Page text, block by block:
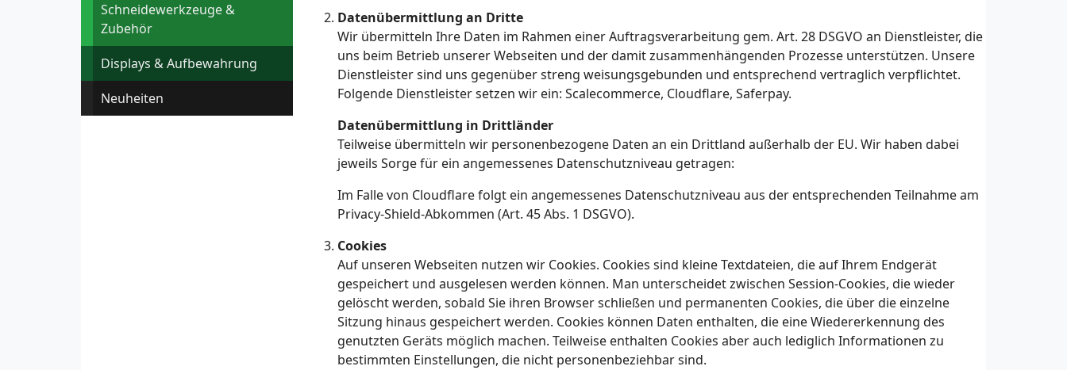
Schneidewerkzeuge &
Zubehör
Displays & Aufbewahrung
Neuheiten
Datenübermittlung an Dritte
Wir übermitteln Ihre Daten im Rahmen einer Auftragsverarbeitung gem. Art. 28 DSGVO an Dienstleister, die
uns beim Betrieb unserer Webseiten und der damit zusammenhängenden Prozesse unterstützen. Unsere
Dienstleister sind uns gegenüber streng weisungsgebunden und entsprechend vertraglich verpflichtet.
Folgende Dienstleister setzen wir ein: Scalecommerce, Cloudflare, Saferpay.
Datenübermittlung in Drittländer
Teilweise übermitteln wir personenbezogene Daten an ein Drittland außerhalb der EU. Wir haben dabei
jeweils Sorge für ein angemessenes Datenschutzniveau getragen:
Im Falle von Cloudflare folgt ein angemessenes Datenschutzniveau aus der entsprechenden Teilnahme am
Privacy-Shield-Abkommen (Art. 45 Abs. 1 DSGVO).
Cookies
Auf unseren Webseiten nutzen wir Cookies. Cookies sind kleine Textdateien, die auf Ihrem Endgerät
gespeichert und ausgelesen werden können. Man unterscheidet zwischen Session-Cookies, die wieder
gelöscht werden, sobald Sie ihren Browser schließen und permanenten Cookies, die über die einzelne
Sitzung hinaus gespeichert werden. Cookies können Daten enthalten, die eine Wiedererkennung des
genutzten Geräts möglich machen. Teilweise enthalten Cookies aber auch lediglich Informationen zu
bestimmten Einstellungen, die nicht personenbeziehbar sind.